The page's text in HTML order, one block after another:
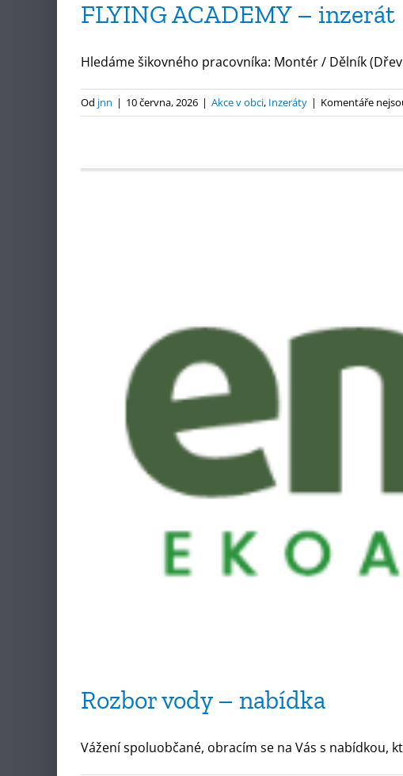
FLYING ACADEMY – inzerát
Hledáme šikovného pracovníka: Montér / Dělník
Od jnn | 10 června, 2026 | Akce v obci, Inzeráty | Komentáře
Rozbor vody – nabídka
Vážení spoluobčané, obracím se na Vás s nabídkou,